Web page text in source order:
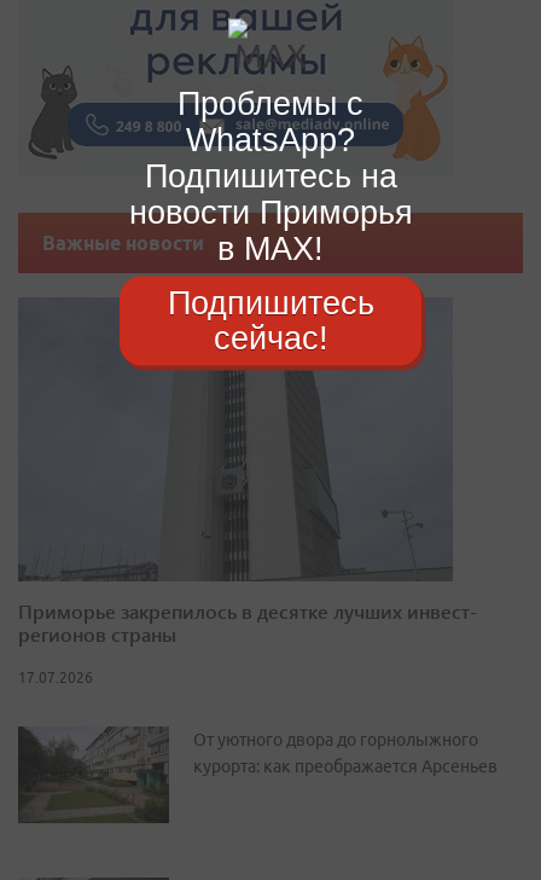
Важные новости
Приморье закрепилось в десятке лучших инвест-
регионов страны
17.07.2026
От уютного двора до горнолыжного
курорта: как преображается Арсеньев
Проблемы с
WhatsApp?
Подпишитесь на
новости Приморья
в MAX!
Подпишитесь
сейчас!